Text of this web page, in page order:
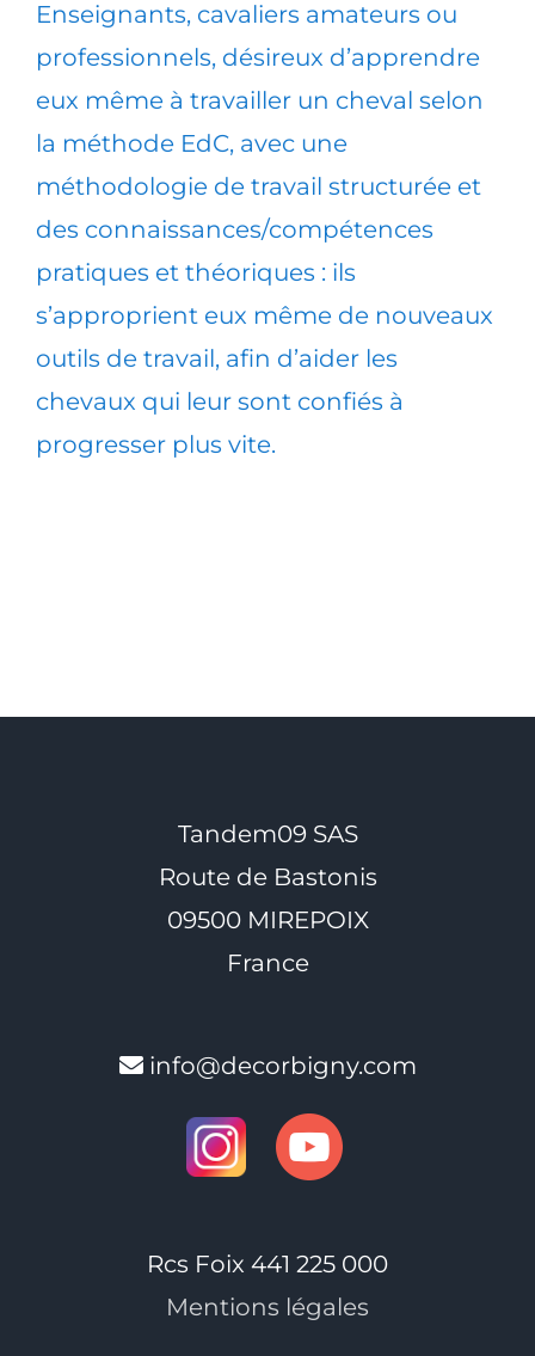
Enseignants, cavaliers amateurs ou
professionnels, désireux d’apprendre
eux même à travailler un cheval selon
la méthode EdC, avec une
méthodologie de travail structurée et
des connaissances/compétences
pratiques et théoriques : ils
s’approprient eux même de nouveaux
outils de travail, afin d’aider les
chevaux qui leur sont confiés à
progresser plus vite.
Tandem09 SAS
Route de Bastonis
09500 MIREPOIX
France
info@decorbigny.com
Rcs Foix 441 225 000
Mentions légales